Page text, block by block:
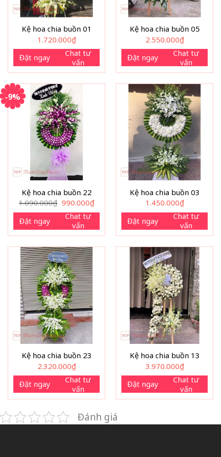
Kệ hoa chia buồn 01
1.720.000₫
Đặt ngay
Chat tư
vấn
Kệ hoa chia buồn 05
2.550.000₫
Đặt ngay
Chat tư
vấn
-9%
Kệ hoa chia buồn 22
1.090.000₫ Giá
gốc
là:
1.090.000₫.
990.000₫Giá
hiện
tại
990.000₫.
Đặt ngay
Chat tư
vấn
Kệ hoa chia buồn 03
1.450.000₫
Đặt ngay
Chat tư
vấn
Kệ hoa chia buồn 23
2.320.000₫
Đặt ngay
Chat tư
vấn
Kệ hoa chia buồn 13
3.970.000₫
Đặt ngay
Chat tư
vấn
Đánh giá